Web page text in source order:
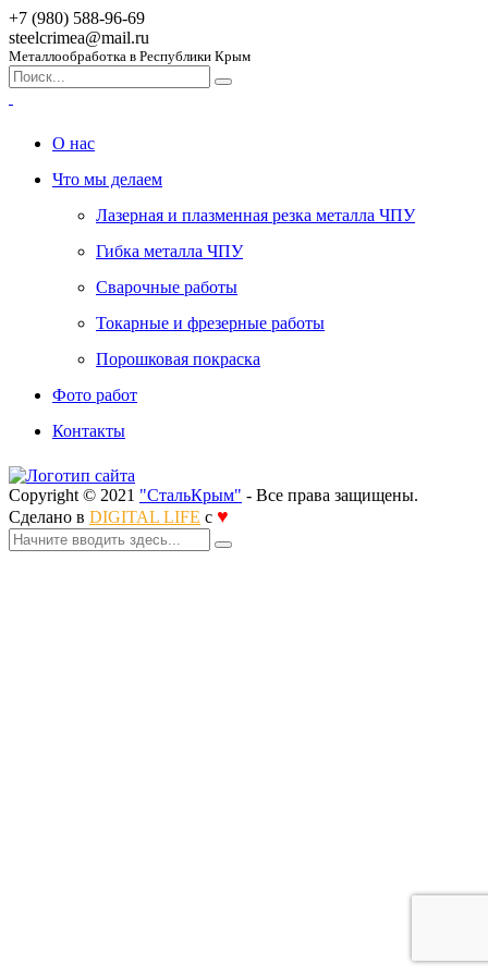
+7 (980) 588-96-69
steelcrimea@mail.ru
Металлообработка в Республики Крым
О нас
Что мы делаем
Лазерная и плазменная резка металла ЧПУ
Гибка металла ЧПУ
Сварочные работы
Токарные и фрезерные работы
Порошковая покраска
Фото работ
Контакты
Copyright © 2021 "СтальКрым" - Все права защищены.
Сделано в DIGITAL LIFE с ♥